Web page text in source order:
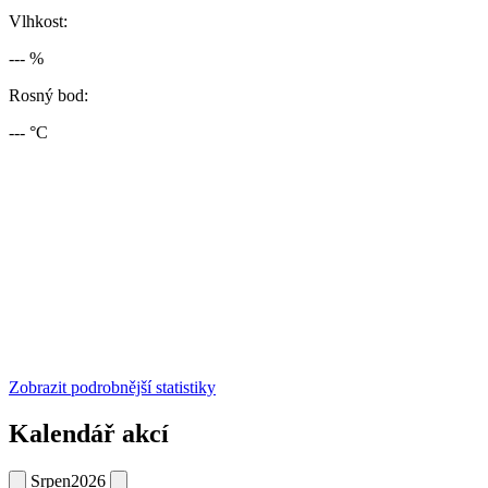
Vlhkost:
--- %
Rosný bod:
--- °C
Zobrazit podrobnější statistiky
Kalendář akcí
Srpen2026